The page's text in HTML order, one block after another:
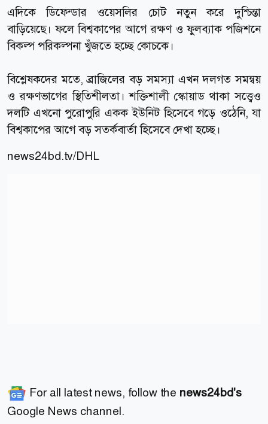
এদিকে ডিফেন্ডার ওয়েসলির চোট নতুন করে দুশ্চিন্তা
বাড়িয়েছে। ফলে বিশ্বকাপের আগে রক্ষণ ও ফুলব্যাক পজিশনে
বিকল্প পরিকল্পনা খুঁজতে হচ্ছে কোচকে।
বিশ্লেষকদের মতে, ব্রাজিলের বড় সমস্যা এখন দলগত সমন্বয়
ও রক্ষণভাগের স্থিতিশীলতা। শক্তিশালী স্কোয়াড থাকা সত্ত্বেও
দলটি এখনো পুরোপুরি একক ইউনিট হিসেবে গড়ে ওঠেনি, যা
বিশ্বকাপের আগে বড় সতর্কবার্তা হিসেবে দেখা হচ্ছে।
news24bd.tv/DHL
For all latest news, follow the news24bd's
Google News channel.